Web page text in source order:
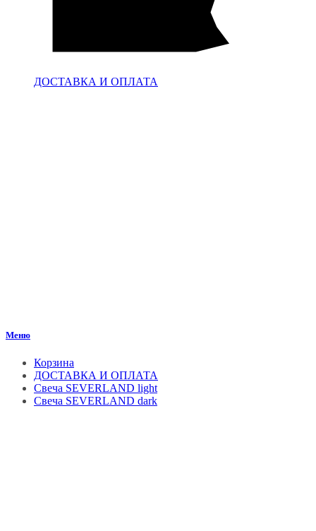
ДОСТАВКА И ОПЛАТА
Меню
Корзина
ДОСТАВКА И ОПЛАТА
Свеча SEVERLAND light
Свеча SEVERLAND dark